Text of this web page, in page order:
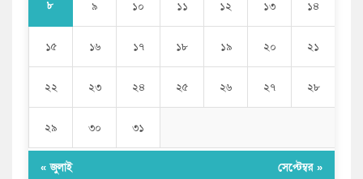
৮ ৯ ১০ ১১ ১২ ১৩ ১৪
১৫ ১৬ ১৭ ১৮ ১৯ ২০ ২১
২২ ২৩ ২৪ ২৫ ২৬ ২৭ ২৮
২৯ ৩০ ৩১
« জুলাই সেপ্টেম্বর »